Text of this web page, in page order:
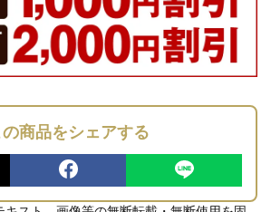
の商品をシェアする